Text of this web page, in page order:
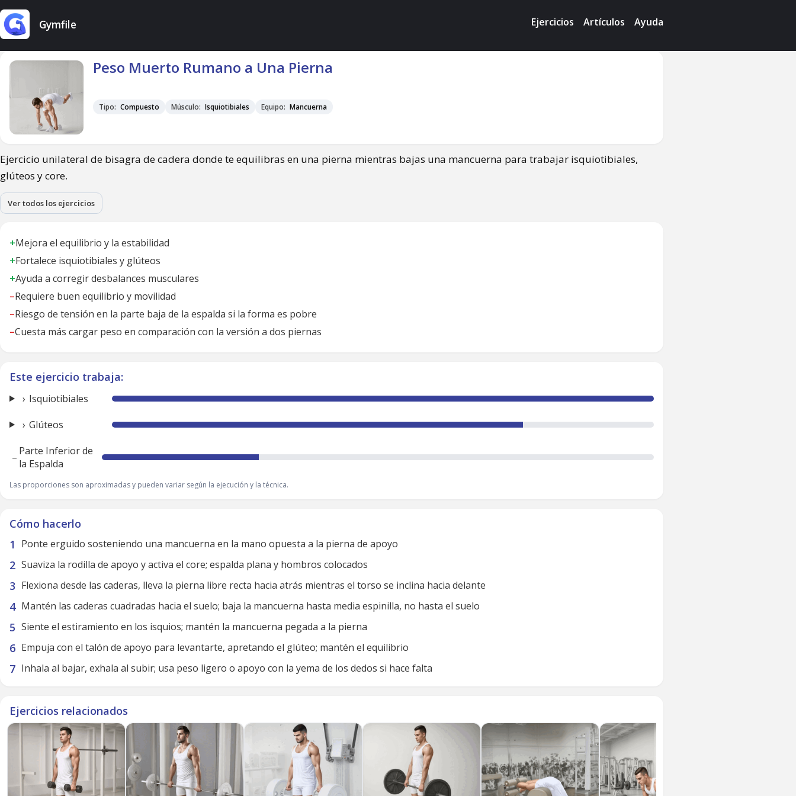
Gymfile Ejercicios Artículos Ayuda
Peso Muerto Rumano a Una Pierna
Tipo: Compuesto Músculo: Isquiotibiales Equipo: Mancuerna
Ejercicio unilateral de bisagra de cadera donde te equilibras en una pierna mientras bajas una mancuerna para trabajar isquiotibiales,
glúteos y core.
Ver todos los ejercicios
+Mejora el equilibrio y la estabilidad
+Fortalece isquiotibiales y glúteos
+Ayuda a corregir desbalances musculares
–Requiere buen equilibrio y movilidad
–Riesgo de tensión en la parte baja de la espalda si la forma es pobre
–Cuesta más cargar peso en comparación con la versión a dos piernas
Este ejercicio trabaja:
Isquiotibiales
Glúteos
– Parte Inferior de
la Espalda
Las proporciones son aproximadas y pueden variar según la ejecución y la técnica.
Cómo hacerlo
Ponte erguido sosteniendo una mancuerna en la mano opuesta a la pierna de apoyo
Suaviza la rodilla de apoyo y activa el core; espalda plana y hombros colocados
Flexiona desde las caderas, lleva la pierna libre recta hacia atrás mientras el torso se inclina hacia delante
Mantén las caderas cuadradas hacia el suelo; baja la mancuerna hasta media espinilla, no hasta el suelo
Siente el estiramiento en los isquios; mantén la mancuerna pegada a la pierna
Empuja con el talón de apoyo para levantarte, apretando el glúteo; mantén el equilibrio
Inhala al bajar, exhala al subir; usa peso ligero o apoyo con la yema de los dedos si hace falta
Ejercicios relacionados